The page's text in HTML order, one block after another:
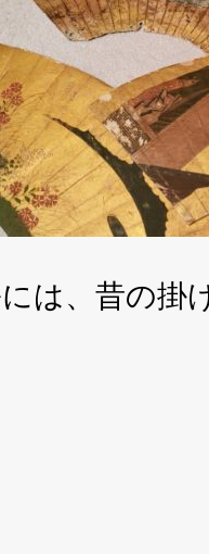
は、昔の掛